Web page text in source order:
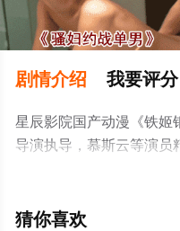
剧情介绍 我要评分
星辰影院国产动漫《铁姬
导演执导，慕斯云等演员
免费观看高清无删减完整
解。
猜你喜欢